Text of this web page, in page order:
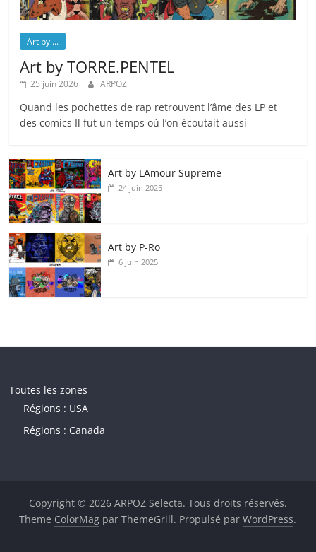
Art by ...
Art by TORRE.PENTEL
25 juin 2026 ARPOZ
Quand les pochettes de rap retrouvent l’âme des LP et
des comics Il fut un temps où l’on écoutait aussi
Art by LAmour Supreme
24 juin 2025
Art by P‑Ro
6 juin 2025
Toutes les zones
Régions : USA
Régions : Canada
Copyright © 2026 ARPOZ Selecta. Tous droits réservés.
Theme ColorMag par ThemeGrill. Propulsé parWordPress.